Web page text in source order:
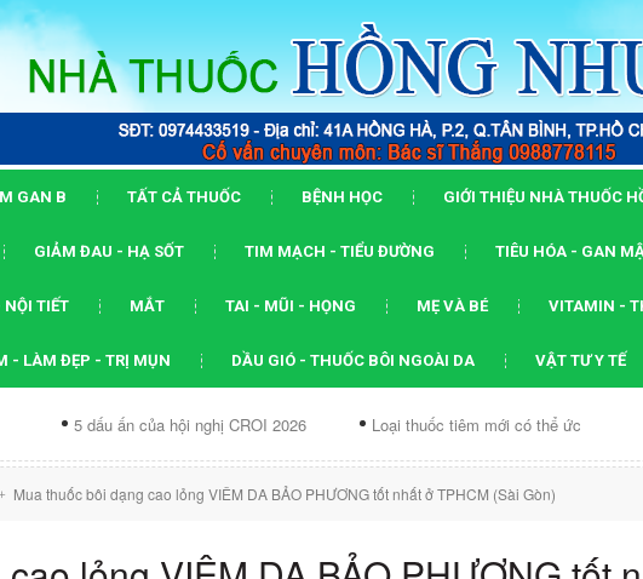
GAN B TẤT CẢ THUỐC BỆNH HỌC GIỚI THIỆU NHÀ THUỐC
GIẢM ĐAU - HẠ SỐT TIM MẠCH - TIỂU ĐƯỜNG TIÊU HÓA - GAN
TIẾT MẮT TAI - MŨI - HỌNG MẸ VÀ BÉ VITAMIN -
- LÀM ĐẸP - TRỊ MỤN DẦU GIÓ - THUỐC BÔI NGOÀI DA VẬT TƯ Y TẾ
dấu ấn của hội nghị CROI 2026 Loại thuốc tiêm mới có thể ức chế...
Mua thuốc bôi dạng cao lỏng VIÊM DA BẢO PHƯƠNG tốt nhất ở TPHCM (Sài Gòn)